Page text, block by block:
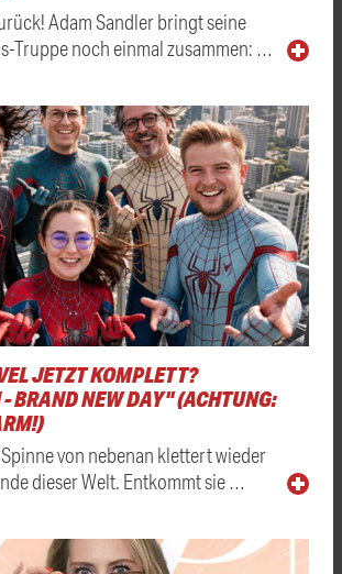
Adam Sandler bringt seine
Truppe noch einmal zusammen: …
JETZT KOMPLETT?
BRAND NEW DAY" (ACHTUNG:
von nebenan klettert wieder
dieser Welt. Entkommt sie …